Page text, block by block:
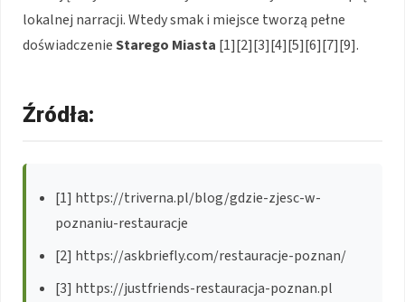
lokalnej narracji. Wtedy smak i miejsce tworzą pełne
doświadczenieStarego Miasta [1][2][3][4][5][6][7][9].
Źródła:
[1] https://triverna.pl/blog/gdzie-zjesc-w-
poznaniu-restauracje
[2] https://askbriefly.com/restauracje-poznan/
[3] https://justfriends-restauracja-poznan.pl